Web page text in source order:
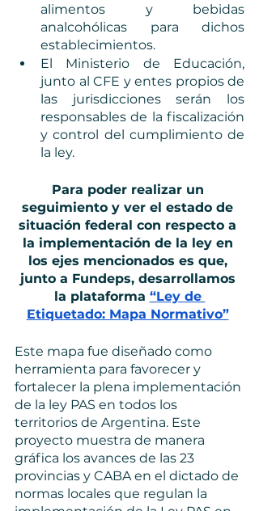
alimentos y bebidas
analcohólicas para dichos
establecimientos.
El Ministerio de Educación,
junto al CFE y entes propios de
las jurisdicciones serán los
responsables de la fiscalización
y control del cumplimiento de
la ley.
Para poder realizar un
seguimiento y ver el estado de
situación federal con respecto a
la implementación de la ley en
los ejes mencionados es que,
junto a Fundeps, desarrollamos
la plataforma “Ley de
Etiquetado: Mapa Normativo”
Este mapa fue diseñado como
herramienta para favorecer y
fortalecer la plena implementación
de la ley PAS en todos los
territorios de Argentina. Este
proyecto muestra de manera
gráfica los avances de las 23
provincias y CABA en el dictado de
normas locales que regulan la